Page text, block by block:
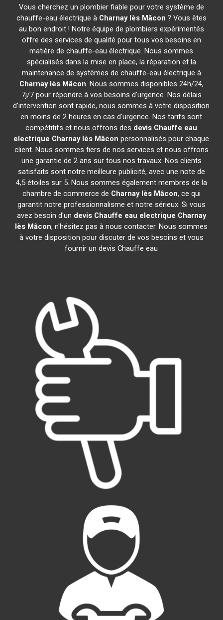
Vous cherchez un plombier fiable pour votre système de
chauffe-eau électrique à Charnay lès Mâcon ? Vous êtes
au bon endroit ! Notre équipe de plombiers expérimentés
offre des services de qualité pour tous vos besoins en
matière de chauffe-eau électrique. Nous sommes
spécialisés dans la mise en place, la réparation et la
maintenance de systèmes de chauffe-eau électrique à
Charnay lès Mâcon. Nous sommes disponibles 24h/24,
7j/7 pour répondre à vos besoins d'urgence. Nos délais
d'intervention sont rapide, nous sommes à votre disposition
en moins de 2 heures en cas d'urgence. Nos tarifs sont
compétitifs et nous offrons des devis Chauffe eau
electrique Charnay lès Mâcon personnalisés pour chaque
client. Nous sommes fiers de nos services et nous offrons
une garantie de 2 ans sur tous nos travaux. Nos clients
satisfaits sont notre meilleure publicité, avec une note de
4,5 étoiles sur 5. Nous sommes également membres de la
chambre de commerce de Charnay lès Mâcon, ce qui
garantit notre professionnalisme et notre sérieux. Si vous
avez besoin d'un devis Chauffe eau electrique Charnay
lès Mâcon, n'hésitez pas à nous contacter. Nous sommes
à votre disposition pour discuter de vos besoins et vous
fournir un devis Chauffe eau